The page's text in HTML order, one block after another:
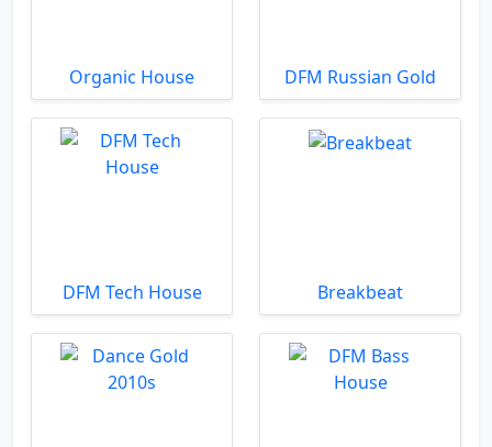
Organic House DFM Russian Gold
DFM Tech House Breakbeat